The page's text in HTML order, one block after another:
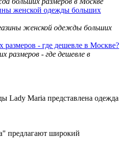
женской одежды больших
- где дешевле в Москве?
Lady Maria представлена одежда
предлагают широкий